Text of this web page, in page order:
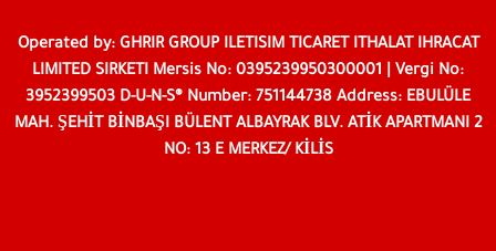
Operated by: GHRIR GROUP ILETISIM TICARET ITHALAT IHRACAT
LIMITED SIRKETI Mersis No: 0395239950300001 | Vergi No:
3952399503 D-U-N-S® Number: 751144738 Address: EBULÜLE
MAH. ŞEHİT BİNBAŞI BÜLENT ALBAYRAK BLV. ATİK APARTMANI 2
NO: 13 E MERKEZ/ KİLİS